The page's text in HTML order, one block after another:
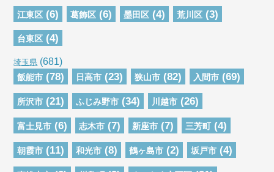
江東区 (6) 葛飾区 (6) 墨田区 (4) 荒川区 (3)
台東区 (4)
埼玉県 (681)
飯能市 (78) 日高市 (23) 狭山市 (82) 入間市 (69)
所沢市 (21) ふじみ野市 (34) 川越市 (26)
富士見市 (6) 志木市 (7) 新座市 (7) 三芳町 (4)
朝霞市 (11) 和光市 (8) 鶴ヶ島市 (2) 坂戸市 (4)